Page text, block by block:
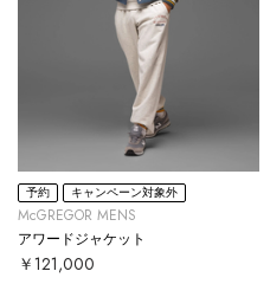
予約 キャンペーン対象外
McGREGOR MENS
アワードジャケット
￥121,000